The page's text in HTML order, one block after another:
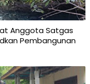
Anggota Satgas
Pembangunan